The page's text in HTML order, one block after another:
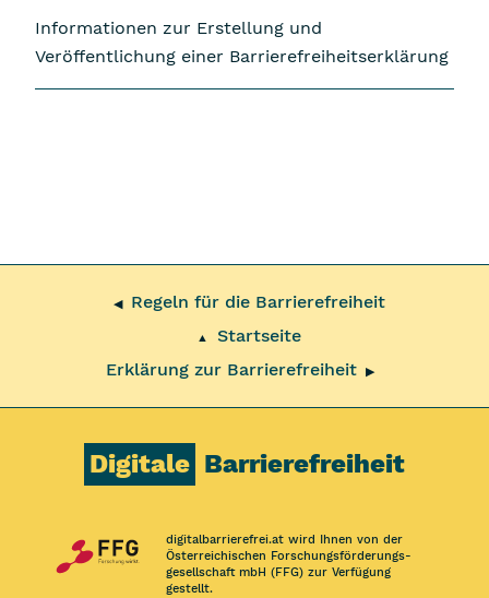
Informationen zur Erstellung und
Veröffentlichung einer Barrierefreiheitserklärung
◀ Regeln für die Barrierefreiheit
▲
Startseite
Erklärung zur Barrierefreiheit
▶
Digitale Barrierefreiheit
digitalbarrierefrei.at wird Ihnen von der
Österreichischen Forschungs­förderungs­
gesellschaft mbH (FFG) zur Verfügung
gestellt.